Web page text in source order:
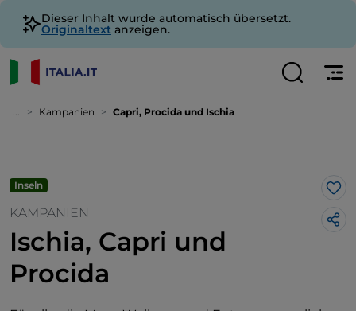
Dieser Inhalt wurde automatisch übersetzt.
Originaltext anzeigen.
... Kampanien Capri, Procida und Ischia
Inseln
KAMPANIEN
Ischia, Capri und
Procida